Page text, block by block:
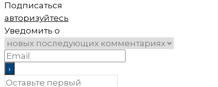
Подписаться
авторизуйтесь
Уведомить о